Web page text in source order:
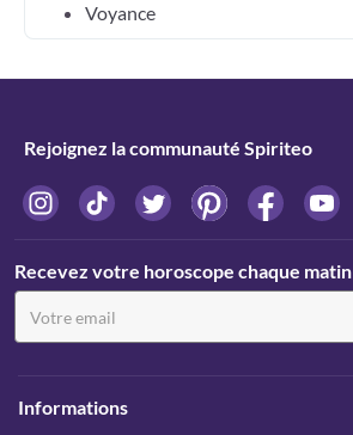
Voyance
Rejoignez la communauté Spiriteo
Recevez votre horoscope chaque matin
Informations